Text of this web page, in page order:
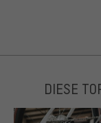
DIESE